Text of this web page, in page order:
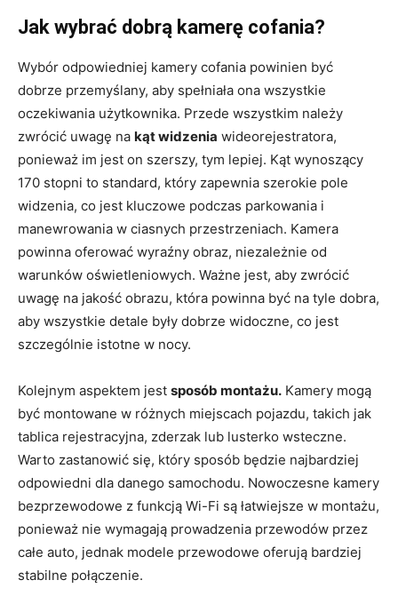
Jak wybrać dobrą kamerę cofania?
Wybór odpowiedniej kamery cofania powinien być
dobrze przemyślany, aby spełniała ona wszystkie
oczekiwania użytkownika. Przede wszystkim należy
zwrócić uwagę na kąt widzenia wideorejestratora,
ponieważ im jest on szerszy, tym lepiej. Kąt wynoszący
170 stopni to standard, który zapewnia szerokie pole
widzenia, co jest kluczowe podczas parkowania i
manewrowania w ciasnych przestrzeniach. Kamera
powinna oferować wyraźny obraz, niezależnie od
warunków oświetleniowych. Ważne jest, aby zwrócić
uwagę na jakość obrazu, która powinna być na tyle dobra,
aby wszystkie detale były dobrze widoczne, co jest
szczególnie istotne w nocy.
Kolejnym aspektem jest sposób montażu. Kamery mogą
być montowane w różnych miejscach pojazdu, takich jak
tablica rejestracyjna, zderzak lub lusterko wsteczne.
Warto zastanowić się, który sposób będzie najbardziej
odpowiedni dla danego samochodu. Nowoczesne kamery
bezprzewodowe z funkcją Wi-Fi są łatwiejsze w montażu,
ponieważ nie wymagają prowadzenia przewodów przez
całe auto, jednak modele przewodowe oferują bardziej
stabilne połączenie.